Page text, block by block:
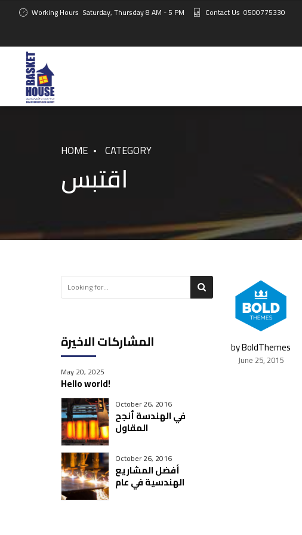
Working Hours Saturday, Thursday 8 AM - 5 PM Contact Us 0500775330
HOME CATEGORY
اقتبس
by BoldThemes
June 25, 2015
المشاركات الاخيرة
May 20, 2025
Hello world!
October 26, 2016
في الهندسة أنجح
المقاول
October 26, 2016
أفضل المشاريع
الهندسية في عام